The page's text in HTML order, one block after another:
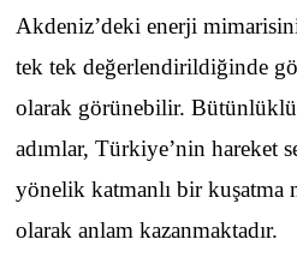
Akdeniz’deki enerji
tek tek değerlendirildiğinde
olarak görünebilir.
adımlar, Türkiye’nin hareket
yönelik katmanlı bir kuşatma
olarak anlam kazanmaktadır.